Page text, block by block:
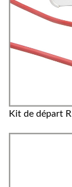
Kit de départ